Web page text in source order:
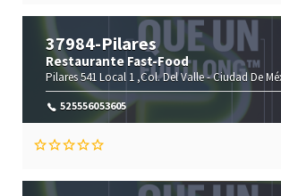
37984-Pilares
Restaurante Fast-Food
Pilares 541 Local 1 ,Col. Del Valle -Ciudad De
525556053605